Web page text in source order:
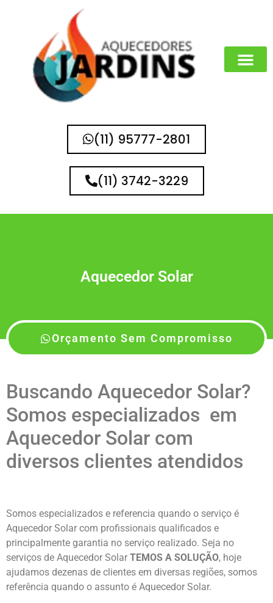
(11) 95777-2801
(11) 3742-3229
Aquecedor Solar
Orçamento Sem Compromisso
Buscando Aquecedor Solar?
Somos especializados em
Aquecedor Solar com
diversos clientes atendidos
Somos especializados e referencia quando o serviço é
Aquecedor Solar com profissionais qualificados e
principalmente garantia no serviço realizado. Seja no
serviços de Aquecedor Solar TEMOS A SOLUÇÃO, hoje
ajudamos dezenas de clientes em diversas regiões, somos
referência quando o assunto é Aquecedor Solar.